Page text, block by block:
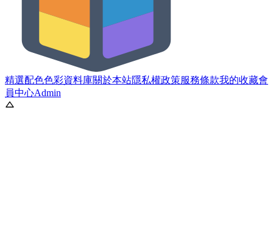
精選配色色彩資料庫關於本站隱私權政策服務條款我的收藏會
員中心Admin